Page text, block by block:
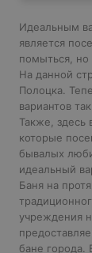
Идеальным
является
помыться, но
На данной
Полоцка.
вариантов
Также, здесь
которые
бывалых
идеальный
Баня на
учреждения
бане города.